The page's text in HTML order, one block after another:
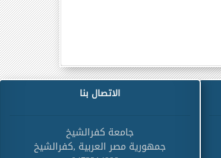
الاتصال بنا
جامعة كفرالشيخ
جمهورية مصر العربية ,كفرالشيخ